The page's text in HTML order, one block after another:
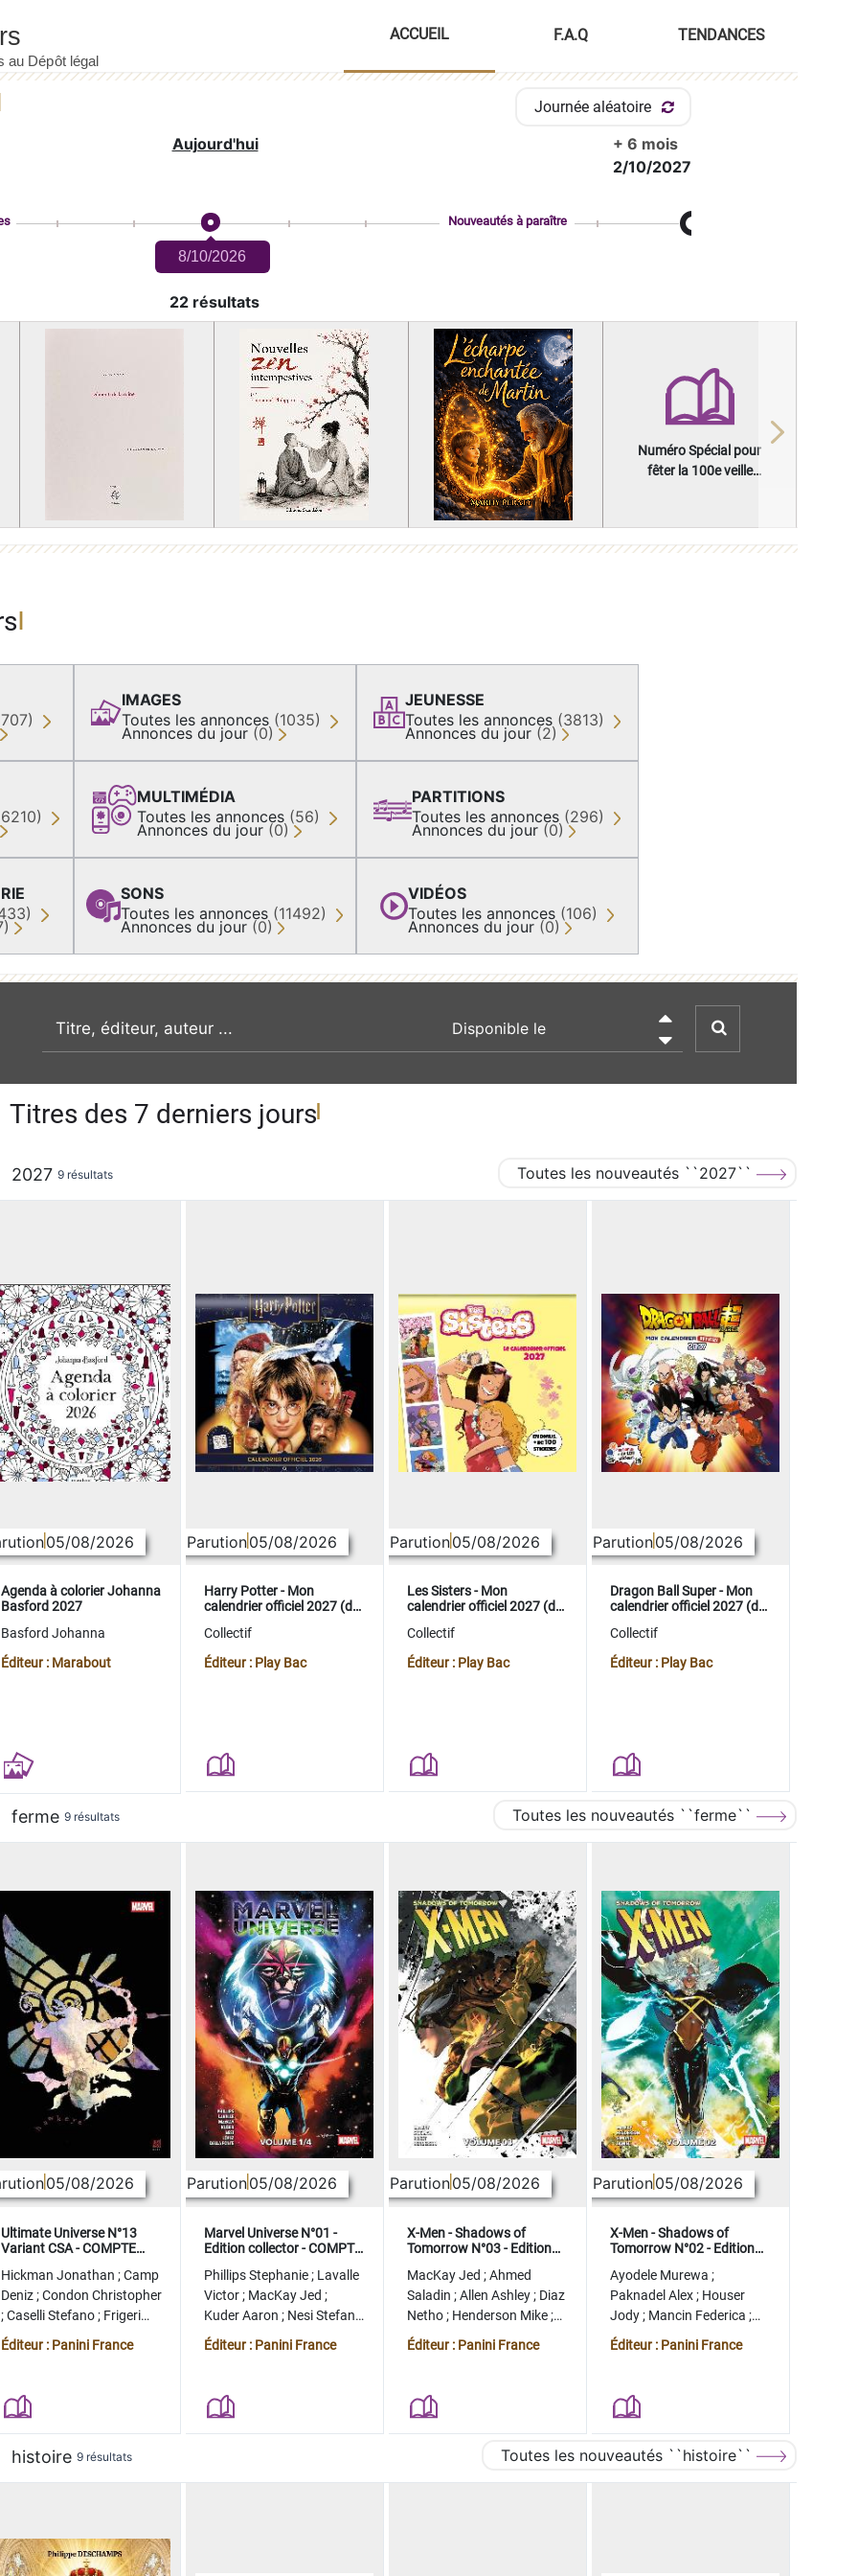
ACCUEIL F.A.Q TENDANCES
Journée aléatoire
Aujourd'hui
+ 6 mois
2/10/2027
8/10/2026
Nouveautés à paraître
22 résultats
Numéro Spécial pour
fêter la 100e veille
Next
IMAGES
Toutes les annonces (1035)
Annonces du jour (0)
MULTIMÉDIA
Toutes les annonces (56)
Annonces du jour (0)
SONS
Toutes les annonces (11492)
Annonces du jour (0)
JEUNESSE
Toutes les annonces (3813)
Annonces du jour (2)
PARTITIONS
Toutes les annonces (296)
Annonces du jour (0)
VIDÉOS
Toutes les annonces (106)
Annonces du jour (0)
recherche par mot clé

Titres des 7 derniers jours
2027 9 résultats Toutes les nouveautés ``2027``
05/08/2026
Agenda à colorier Johanna
Basford 2027
Basford Johanna
Éditeur : Marabout
Parution05/08/2026
Harry Potter - Mon
calendrier officiel 2027 (de
Collectif
Éditeur : Play Bac
Parution05/08/2026
Les Sisters - Mon
calendrier officiel 2027 (de
Collectif
Éditeur : Play Bac
Parution05/08/2026
Dragon Ball Super - Mon
calendrier officiel 2027 (de
Collectif
Éditeur : Play Bac
ferme 9 résultats Toutes les nouveautés ``ferme``
05/08/2026
Ultimate Universe N°13
Variant CSA - COMPTE
Hickman Jonathan ;Camp
Deniz;Condon Christopher
;Caselli Stefano; Frigeri
Juan
Éditeur : Panini France
Parution05/08/2026
Marvel Universe N°01 -
Edition collector - COMPTE
Phillips Stephanie; Lavalle
Victor; MacKay Jed ;
Kuder Aaron ; Nesi Stefano
;Lopez Alvaro
Éditeur : Panini France
Parution05/08/2026
X-Men - Shadows of
Tomorrow N°03 - Edition
MacKay Jed ;Ahmed
Saladin ;Allen Ashley; Diaz
Netho; Henderson Mike;
Stegman Ryan
Éditeur : Panini France
Parution05/08/2026
X-Men - Shadows of
Tomorrow N°02 - Edition
Ayodele Murewa ;
Paknadel Alex; Houser
Jody; Mancin Federica ;
Antonio Roge
Éditeur : Panini France
histoire 9 résultats Toutes les nouveautés ``histoire``